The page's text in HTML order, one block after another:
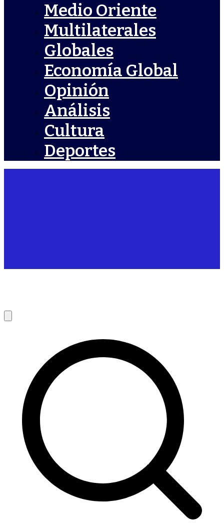
Medio Oriente
Multilaterales
Globales
Economía Global
Opinión
Análisis
Cultura
Deportes